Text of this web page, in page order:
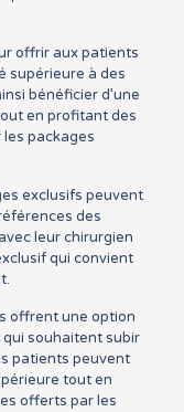
offrir aux patients
supérieure à des
bénéficier d’une
en profitant des
packages
exclusifs peuvent
des
leur chirurgien
qui convient
offrent une option
souhaitent subir
patients peuvent
tout en
offerts par les